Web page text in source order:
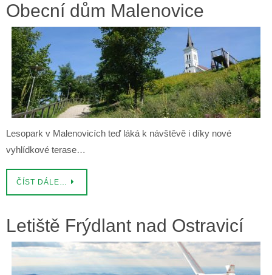
Obecní dům Malenovice
Lesopark v Malenovicích teď láká k návštěvě i díky nové
vyhlídkové terase…
ČÍST DÁLE…
Letiště Frýdlant nad Ostravicí